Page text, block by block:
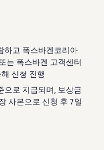
하고 폭스바겐코리아
는 폭스바겐 고객센터
신청 진행
으로 지급되며, 보상금
사본으로 신청 후 7일